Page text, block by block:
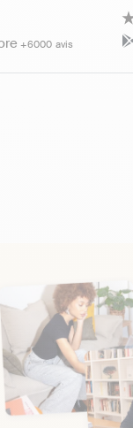
+6000 avis